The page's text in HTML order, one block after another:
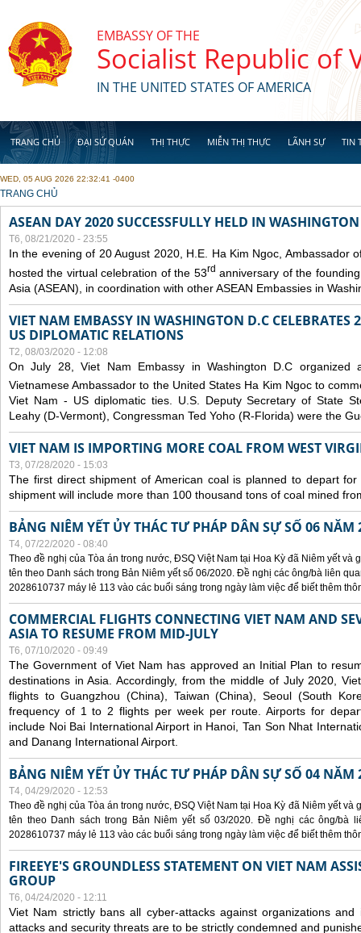
EMBASSY OF THE
Socialist Republic of
IN THE UNITED STATES OF AMERICA
TRANG CHỦ ĐẠI SỨ QUÁN THỊ THỰC MIỄN THỊ THỰC LÃNH SỰ TIN
WED, 05 AUG 2026 22:32:41 -0400
YOU ARE HERE
TRANG CHỦ
ASEAN DAY 2020 SUCCESSFULLY HELD IN
T6, 08/21/2020 - 23:55
In the evening of 20 August 2020, H.E. Ha Kim Ngoc, Ambassador
hosted the virtual celebration of the 53rd anniversary of the
Asia (ASEAN), in coordination with other ASEAN Embassies in
VIET NAM EMBASSY IN WASHINGTON D.C CELEBRATES
US DIPLOMATIC RELATIONS
T2, 08/03/2020 - 12:08
On July 28, Viet Nam Embassy in Washington D.C organized
Vietnamese Ambassador to the United States Ha Kim Ngoc to
Viet Nam - US diplomatic ties. U.S. Deputy Secretary of State
Leahy (D-Vermont), Congressman Ted Yoho (R-Florida) were the
VIET NAM IS IMPORTING MORE COAL FROM WEST
T3, 07/28/2020 - 15:03
The first direct shipment of American coal is planned to depart
shipment will include more than 100 thousand tons of coal mined
BẢNG NIÊM YẾT ỦY THÁC TƯ PHÁP DÂN SỰ SỐ 06 NĂM
T4, 07/22/2020 - 08:40
Theo đề nghị của Tòa án trong nước, ĐSQ Việt Nam tại Hoa Kỳ đã Niêm yết và
tên theo Danh sách trong Bản Niêm yết số 06/2020. Đề nghị các ông/bà liên
2028610737 máy lẻ 113 vào các buổi sáng trong ngày làm việc để biết thêm
COMMERCIAL FLIGHTS CONNECTING VIET NAM AND
ASIA TO RESUME FROM MID-JULY
T6, 07/10/2020 - 09:49
The Government of Viet Nam has approved an Initial Plan to
destinations in Asia. Accordingly, from the middle of July 2020,
flights to Guangzhou (China), Taiwan (China), Seoul (South
frequency of 1 to 2 flights per week per route. Airports for
include Noi Bai International Airport in Hanoi, Tan Son Nhat
and Danang International Airport.
BẢNG NIÊM YẾT ỦY THÁC TƯ PHÁP DÂN SỰ SỐ 04 NĂM
T4, 04/29/2020 - 12:53
Theo đề nghị của Tòa án trong nước, ĐSQ Việt Nam tại Hoa Kỳ đã Niêm yết
tên theo Danh sách trong Bản Niêm yết số 03/2020. Đề nghị các ông/bà
2028610737 máy lẻ 113 vào các buổi sáng trong ngày làm việc để biết thêm
FIREEYE'S GROUNDLESS STATEMENT ON VIET NAM
GROUP
T6, 04/24/2020 - 12:11
Viet Nam strictly bans all cyber-attacks against organizations
attacks and security threats are to be strictly condemned and